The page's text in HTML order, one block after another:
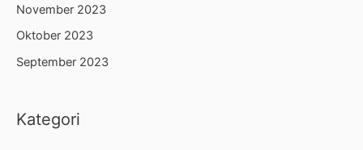
November 2023
Oktober 2023
September 2023
Kategori